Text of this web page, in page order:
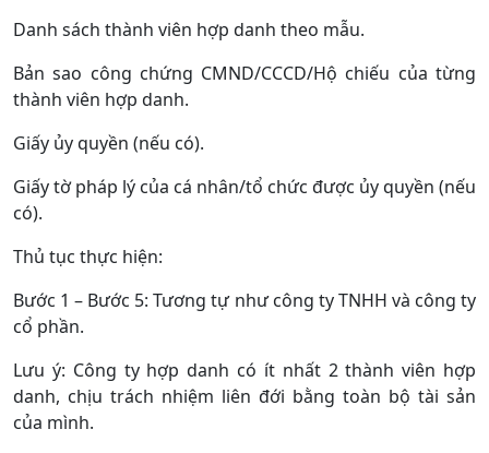
Danh sách thành viên hợp danh theo mẫu.
Bản sao công chứng CMND/CCCD/Hộ chiếu của từng
thành viên hợp danh.
Giấy ủy quyền (nếu có).
Giấy tờ pháp lý của cá nhân/tổ chức được ủy quyền (nếu
có).
Thủ tục thực hiện:
Bước 1 – Bước 5: Tương tự như công ty TNHH và công ty
cổ phần.
Lưu ý: Công ty hợp danh có ít nhất 2 thành viên hợp
danh, chịu trách nhiệm liên đới bằng toàn bộ tài sản
của mình.